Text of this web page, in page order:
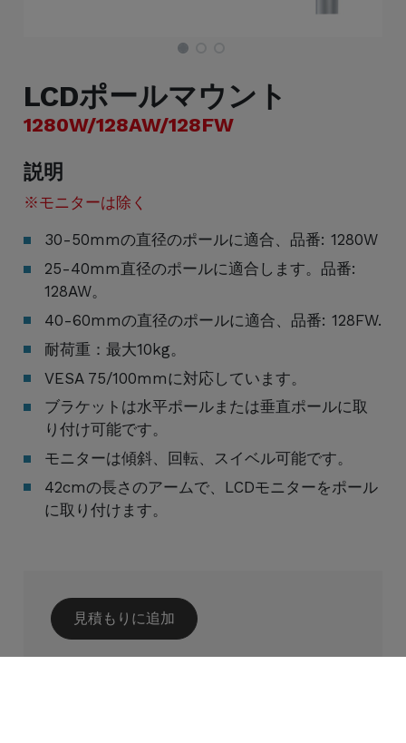
LCDポールマウント
1280W/128AW/128FW
説明
※モニターは除く
30-50mmの直径のポールに適合、品番: 1280W
25-40mm直径のポールに適合します。品番:
128AW。
40-60mmの直径のポールに適合、品番: 128FW.
耐荷重：最大10kg。
VESA 75/100mmに対応しています。
ブラケットは水平ポールまたは垂直ポールに取
り付け可能です。
モニターは傾斜、回転、スイベル可能です。
42cmの長さのアームで、LCDモニターをポール
に取り付けます。
見積もりに追加